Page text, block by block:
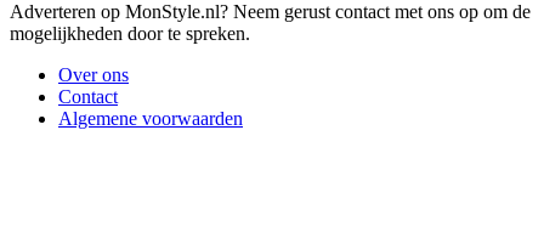
Adverteren op MonStyle.nl? Neem gerust contact met ons op om de
mogelijkheden door te spreken.
Over ons
Contact
Algemene voorwaarden